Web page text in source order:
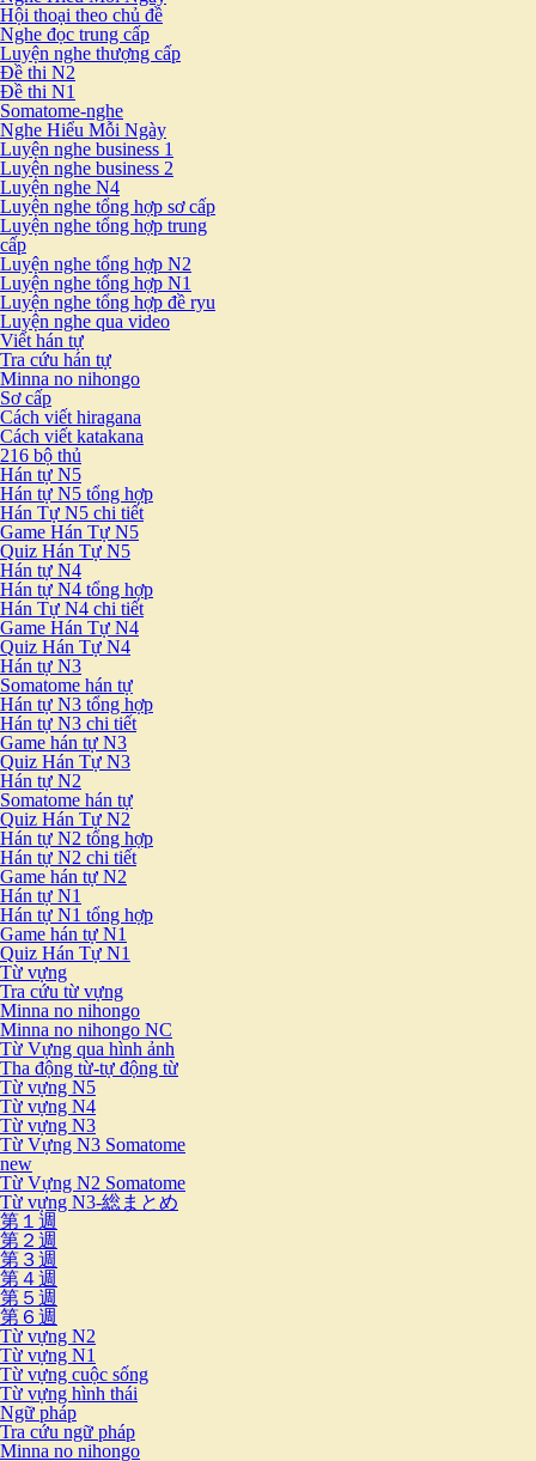
Hội thoại theo chủ đề
Nghe đọc trung cấp
Luyện nghe thượng cấp
Đề thi N2
Đề thi N1
Somatome-nghe
Nghe Hiểu Mỗi Ngày
Luyện nghe business 1
Luyện nghe business 2
Luyện nghe N4
Luyện nghe tổng hợp sơ cấp
Luyện nghe tổng hợp trung
cấp
Luyện nghe tổng hợp N2
Luyện nghe tổng hợp N1
Luyện nghe tổng hợp đề ryu
Luyện nghe qua video
Viết hán tự
Tra cứu hán tự
Minna no nihongo
Sơ cấp
Cách viết hiragana
Cách viết katakana
216 bộ thủ
Hán tự N5
Hán tự N5 tổng hợp
Hán Tự N5 chi tiết
Game Hán Tự N5
Quiz Hán Tự N5
Hán tự N4
Hán tự N4 tổng hợp
Hán Tự N4 chi tiết
Game Hán Tự N4
Quiz Hán Tự N4
Hán tự N3
Somatome hán tự
Hán tự N3 tổng hợp
Hán tự N3 chi tiết
Game hán tự N3
Quiz Hán Tự N3
Hán tự N2
Somatome hán tự
Quiz Hán Tự N2
Hán tự N2 tổng hợp
Hán tự N2 chi tiết
Game hán tự N2
Hán tự N1
Hán tự N1 tổng hợp
Game hán tự N1
Quiz Hán Tự N1
Từ vựng
Tra cứu từ vựng
Minna no nihongo
Minna no nihongo NC
Từ Vựng qua hình ảnh
Tha động từ-tự động từ
Từ vựng N5
Từ vựng N4
Từ vựng N3
Từ Vựng N3 Somatome
new
Từ Vựng N2 Somatome
Từ vựng N3-総まとめ
第１週
第２週
第３週
第４週
第５週
第６週
Từ vựng N2
Từ vựng N1
Từ vựng cuộc sống
Từ vựng hình thái
Ngữ pháp
Tra cứu ngữ pháp
Minna no nihongo